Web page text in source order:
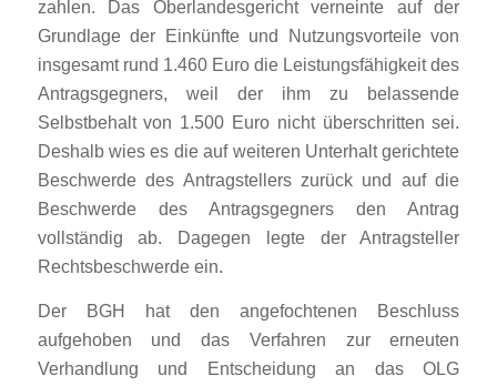
zahlen. Das Oberlandesgericht verneinte auf der
Grundlage der Einkünfte und Nutzungsvorteile von
insgesamt rund 1.460 Euro die Leistungsfähigkeit des
Antragsgegners, weil der ihm zu belassende
Selbstbehalt von 1.500 Euro nicht überschritten sei.
Deshalb wies es die auf weiteren Unterhalt gerichtete
Beschwerde des Antragstellers zurück und auf die
Beschwerde des Antragsgegners den Antrag
vollständig ab. Dagegen legte der Antragsteller
Rechtsbeschwerde ein.
Der BGH hat den angefochtenen Beschluss
aufgehoben und das Verfahren zur erneuten
Verhandlung und Entscheidung an das OLG